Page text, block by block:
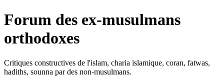
Forum des ex-musulmans
orthodoxes
Critiques constructives de l'islam, charia islamique, coran, fatwas,
hadiths, sounna par des non-musulmans.